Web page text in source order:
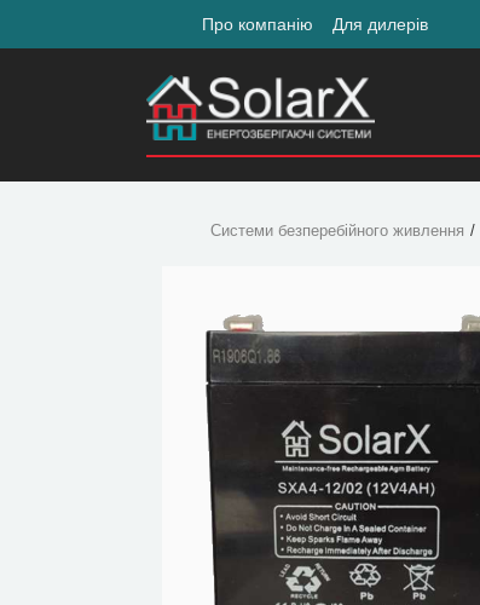
Про компанію Для дилерів
Системи безперебійного живлення